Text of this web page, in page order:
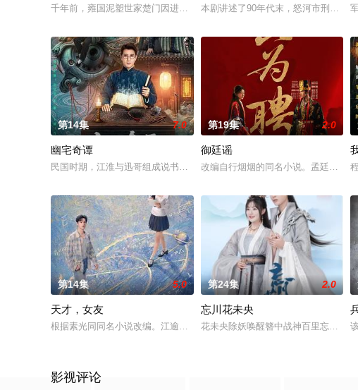
千年前，雍国泥塑世家楚门因进贡的“十二生肖”离奇流血炸裂，惨遭满门
本剧讲述了90年代末，怒河市刑侦支
第14集 7.0
幽宅奇谭
民国时期，江淮与迅哥组成说书班子，偶遇“白天人住屋，晚上鬼占房”的阴
第19集 2.0
御廷谣
改编自行烟烟的同名小说。孟廷辉，
第14集 5.0
天才，女友
根据素光同同名小说改编。江逾白长大以后，林知夏忽然对他说：“江逾白
第24集 2.0
忘川花未央
花未央除妖唤醒簪中战神百里忘川元
影视评论